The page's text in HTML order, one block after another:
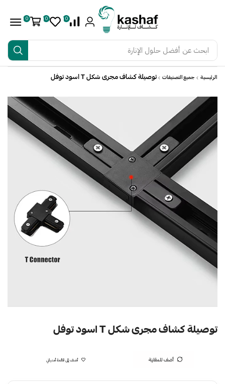
ابحث عن أفضل حلول الإنارة
0
0
0
الرئيسية جميع التصنيفات توصيلة كشاف مجرى شكل T اسود توفل
توصيلة كشاف مجرى شكل T اسود توفل
أضف للمقارنة أضف إلى قائمة أمنياتي